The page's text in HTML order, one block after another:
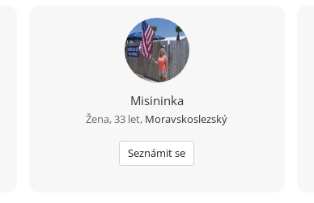
Misininka
Žena, 33 let, Moravskoslezský
Seznámit se